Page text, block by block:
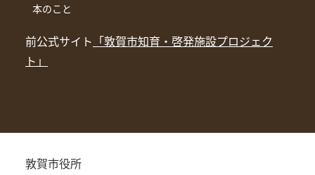
本のこと
前公式サイト 「敦賀市知育・啓発施設プロジェク
ト」
敦賀市役所